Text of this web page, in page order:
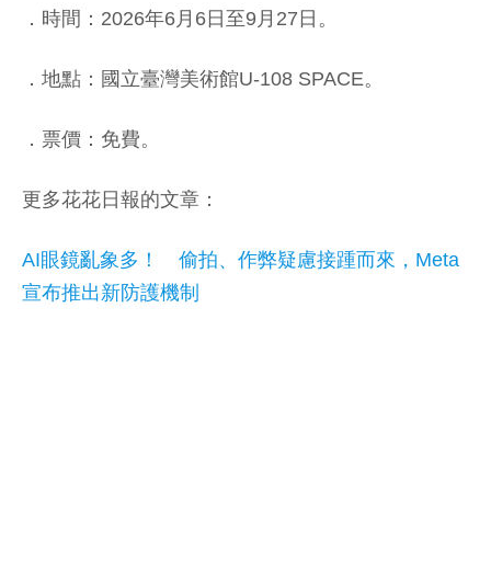
．時間：2026年6月6日至9月27日。
．地點：國立臺灣美術館U-108 SPACE。
．票價：免費。
更多花花日報的文章：
AI眼鏡亂象多！ 偷拍、作弊疑慮接踵而來，Meta
宣布推出新防護機制